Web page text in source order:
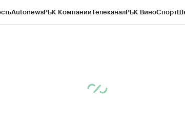
AutonewsРБК КомпанииТелеканалРБК ВиноСпорт